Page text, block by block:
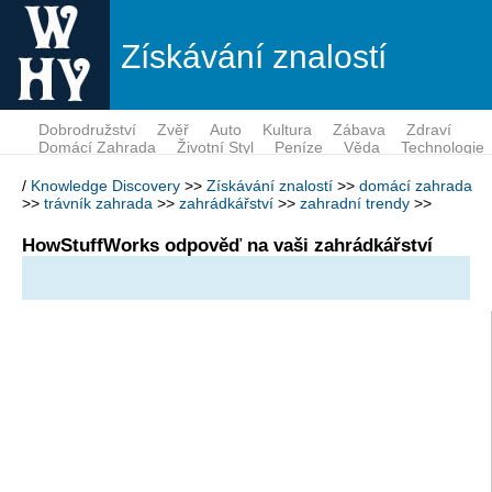
Získávání znalostí
Dobrodružství Zvěř Auto Kultura Zábava
Zdraví
Domácí Zahrada
Životní Styl Peníze Věda Technologie
/ Knowledge Discovery >> Získávání znalostí >> domácí zahrada
>> trávník zahrada >> zahrádkářství >> zahradní trendy >>
HowStuffWorks odpověď na vaši zahrádkářství